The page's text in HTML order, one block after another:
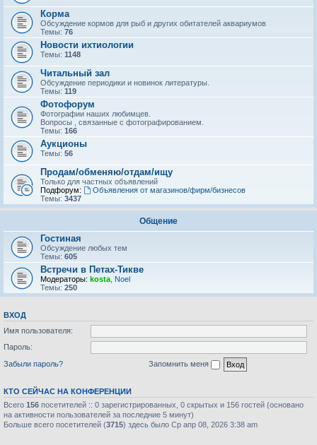
Корма
Обсуждение кормов для рыб и других обитателей аквариумов
Темы: 76
Новости ихтиологии
Темы: 1148
Читальный зал
Обсуждение периодики и новинок литературы.
Темы: 119
Фотофорум
Фотографии наших любимцев.
Вопросы , связанные с фотографированием.
Темы: 166
Аукционы
Темы: 56
Продам/обменяю/отдам/ищу
Только для частных объявлений
Подфорум:
Объявления от магазинов/фирм/бизнесов
Темы: 3437
Общение
Гостиная
Обсуждение любых тем
Темы: 605
Встречи в Петах-Тикве
Модераторы: kosta Noel
Темы: 250
ВХОД
Имя пользователя:
Пароль:
Забыли пароль?
Запомнить меня
КТО СЕЙЧАС НА КОНФЕРЕНЦИИ
Всего 156 посетителей :: 0 зарегистрированных, 0 скрытых и 156 гостей (основано
на активности пользователей за последние 5 минут)
Больше всего посетителей (3715) здесь было Ср апр 08, 2026 3:38 am